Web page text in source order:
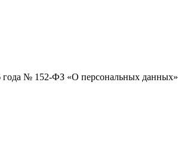
года № 152-ФЗ «О персональных данных»